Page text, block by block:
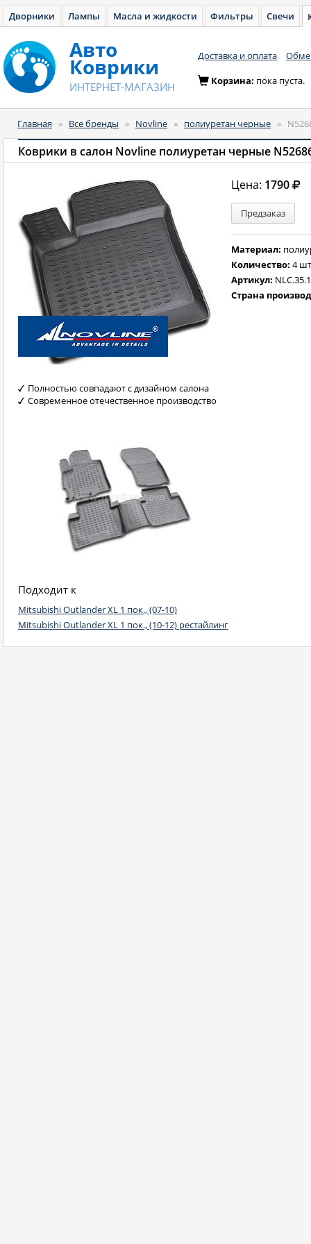
Дворники Лампы Масла и жидкости Фильтры Свечи
Авто
Коврики
ИНТЕРНЕТ-МАГАЗИН
Доставка и оплата
Корзина: пока пуста.
Главная » Все бренды » Novline » полиуретан черные »
Коврики в салон Novline полиуретан черные
Цена: 1790
Предзаказ
Материал:
Количество:4
Артикул:
Страна
Полностью совпадают с дизайном салона
Современное отечественное производство
Подходит к
Mitsubishi Outlander XL 1 пок., (07-10)
Mitsubishi Outlander XL 1 пок., (10-12) рестайлинг